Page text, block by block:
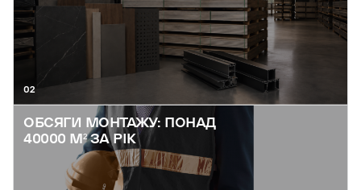
02
ОБСЯГИ МОНТАЖУ: ПОНАД
40000 М² ЗА РІК